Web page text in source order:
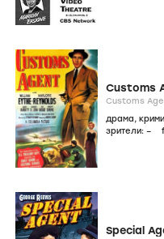
Customs
драма,
зрители: –
Special